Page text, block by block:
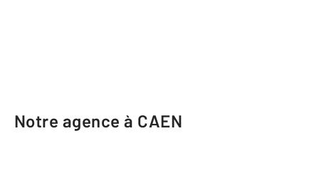
Notre agence à CAEN